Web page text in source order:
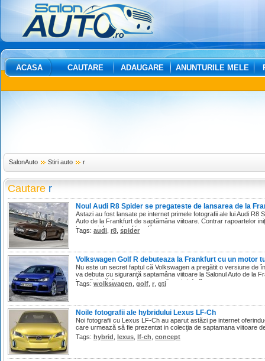
ACASA CAUTARE ADAUGARE ANUNTURILE MELE
SalonAuto Stiri auto r
Cautare r
Noul Audi R8 Spider se pregateste de lansarea de la
Astazi au fost lansate pe internet primele fotografii ale lui Audi R8
Auto de la Frankfurt de saptămâna viitoare. Contrar rapoartelor
targa, ci de una tradiţională.
Tags: audi r8 spider
Volkswagen Golf R debuteaza la Frankfurt cu un motor
Nu este un secret faptul că Volkswagen a pregătit o versiune de
va debuta cu siguranţă saptamâna viitoare la Salonul Auto de la
beneficiază de un motor supraalimentat de 2.
Tags: wolkswagen golf r gti
Noile fotografii ale hybridului Lexus LF-Ch
Noi fotografii cu Lexus LF-Ch au aparut astăzi pe internet
care urmează să fie prezentat in colecţia de saptamana viitoare
Tags: hybrid lexus lf-ch concept